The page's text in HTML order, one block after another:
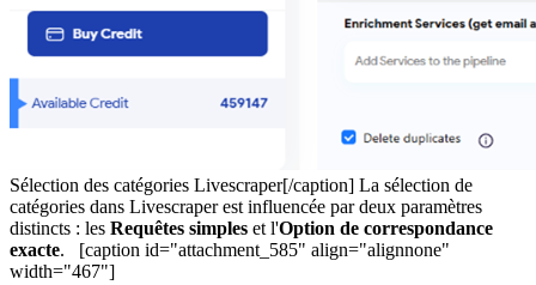
Sélection des catégories Livescraper[/caption] La sélection de
catégories dans Livescraper est influencée par deux paramètres
distincts : les Requêtes simples et l'Option de correspondance
exacte. [caption id="attachment_585" align="alignnone"
width="467"]